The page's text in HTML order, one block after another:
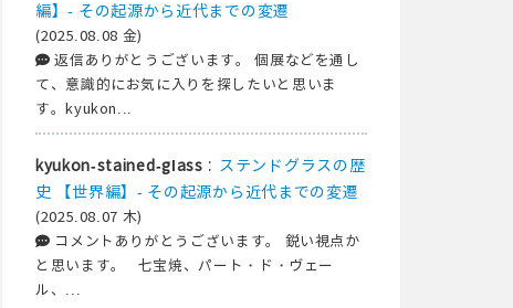
編】- その起源から近代までの変遷
(2025.08.08 金)
返信ありがとうございます。 個展などを通し
て、意識的にお気に入りを探したいと思いま
す。kyukon...
kyukon-stained-glass : ステンドグラスの歴
史 【世界編】- その起源から近代までの変遷
(2025.08.07 木)
コメントありがとうございます。 鋭い視点か
と思います。 七宝焼、パート・ド・ヴェー
ル、...